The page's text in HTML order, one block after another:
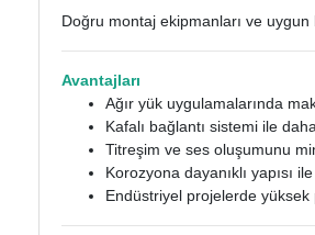
Doğru montaj ekipmanları ve
Avantajları
Ağır yük uygulamalarında
Kafalı bağlantı sistemi ile
Titreşim ve ses oluşumunu
Korozyona dayanıklı yapısı
Endüstriyel projelerde